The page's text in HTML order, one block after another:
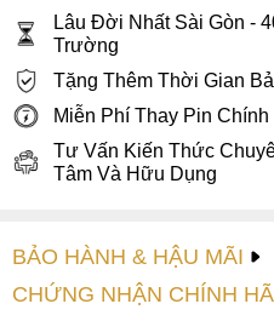
Lâu Đời Nhất Sài Gòn -
Trường
Tặng Thêm Thời Gian
Miễn Phí Thay Pin
Tư Vấn Kiến Thức
Tâm Và Hữu Dụng
BẢO HÀNH & HẬU MÃI
CHỨNG NHẬN CHÍNH